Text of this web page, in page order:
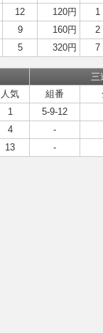
12 120円
1
9 160円
2
5 320円 7
三
人気 組番
1
5-9-12
4
-
13 -